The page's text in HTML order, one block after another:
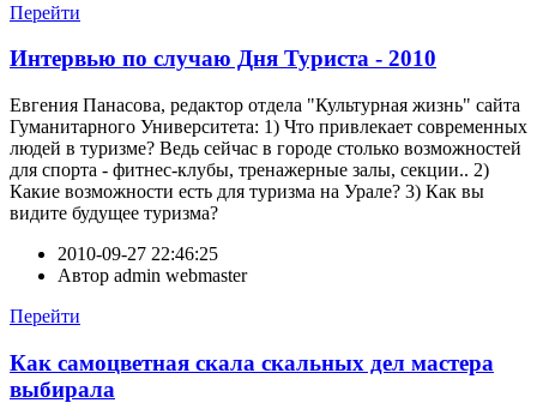
Перейти
Интервью по случаю Дня Туриста - 2010
Евгения Панасова, редактор отдела "Культурная жизнь" сайта
Гуманитарного Университета: 1) Что привлекает современных
людей в туризме? Ведь сейчас в городе столько возможностей
для спорта - фитнес-клубы, тренажерные залы, секции.. 2)
Какие возможности есть для туризма на Урале? 3) Как вы
видите будущее туризма?
2010-09-27 22:46:25
Автор admin webmaster
Перейти
Как самоцветная скала скальных дел мастера
выбирала